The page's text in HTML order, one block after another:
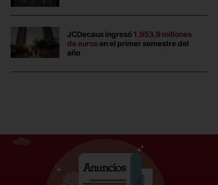
JCDecaux ingresó 1.953,9 millones
de eurosen el primer semestre del
año